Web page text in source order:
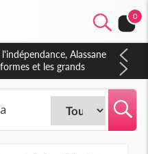
0
Alassane
et les grands
forte et plus prospère